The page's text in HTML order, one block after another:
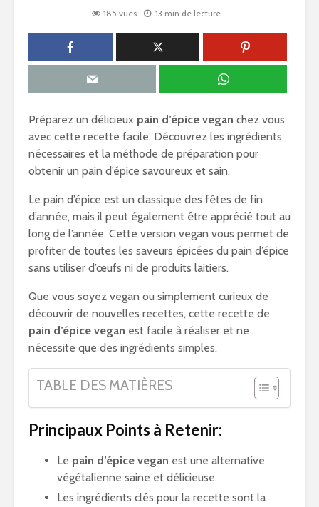
185 vues 13 min de lecture
Préparez un délicieux pain d’épice vegan chez vous
avec cette recette facile. Découvrez les ingrédients
nécessaires et la méthode de préparation pour
obtenir un pain d’épice savoureux et sain.
Le pain d’épice est un classique des fêtes de fin
d’année, mais il peut également être apprécié tout au
long de l’année. Cette version vegan vous permet de
profiter de toutes les saveurs épicées du pain d’épice
sans utiliser d’œufs ni de produits laitiers.
Que vous soyez vegan ou simplement curieux de
découvrir de nouvelles recettes, cette recette de
pain d’épice vegan est facile à réaliser et ne
nécessite que des ingrédients simples.
TABLE DES MATIÈRES
Principaux Points à Retenir:
Le pain d’épice vegan est une alternative
végétalienne saine et délicieuse.
Les ingrédients clés pour la recette sont la